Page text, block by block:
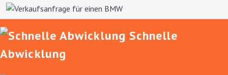
Schnelle
Abwicklung